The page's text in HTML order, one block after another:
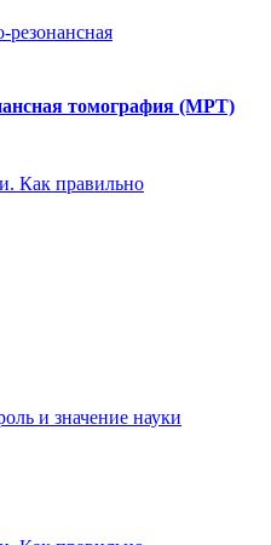
томография (МРТ)